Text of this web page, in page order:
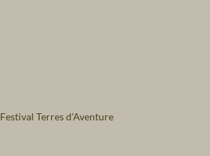
Festival Terres d'Aventure